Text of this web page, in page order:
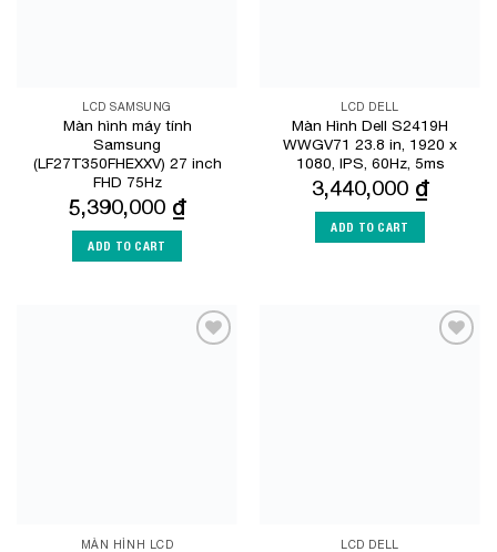
LCD SAMSUNG
Màn hình máy tính
Samsung
(LF27T350FHEXXV) 27 inch
FHD 75Hz
5,390,000 ₫
ADD TO CART
LCD DELL
Màn Hình Dell S2419H
WWGV71 23.8 in, 1920 x
1080, IPS, 60Hz, 5ms
3,440,000 ₫
ADD TO CART
MÀN HÌNH LCD LCD DELL